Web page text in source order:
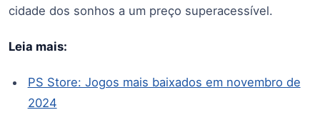
cidade dos sonhos a um preço superacessível.
Leia mais:
PS Store: Jogos mais baixados em novembro de
2024